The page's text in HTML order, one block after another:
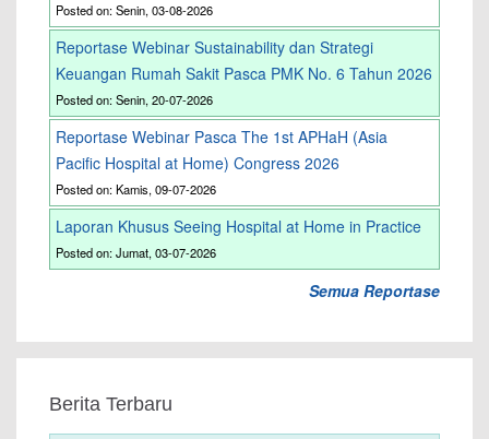
Posted on: Senin, 03-08-2026
Reportase Webinar Sustainability dan Strategi
Keuangan Rumah Sakit Pasca PMK No. 6 Tahun 2026
Posted on: Senin, 20-07-2026
Reportase Webinar Pasca The 1st APHaH (Asia
Pacific Hospital at Home) Congress 2026
Posted on: Kamis, 09-07-2026
Laporan Khusus Seeing Hospital at Home in Practice
Posted on: Jumat, 03-07-2026
Semua Reportase
Berita Terbaru